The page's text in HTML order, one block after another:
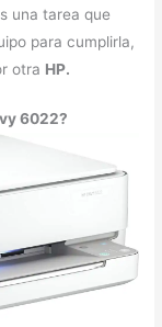
una tarea que
para cumplirla,
otra HP.
6022?